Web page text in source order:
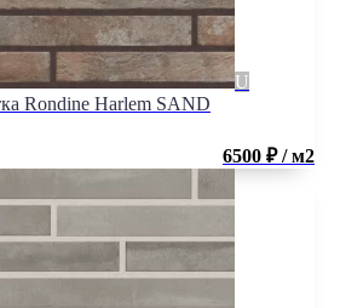
Rondine Harlem SAND
6500 ₽ / м2